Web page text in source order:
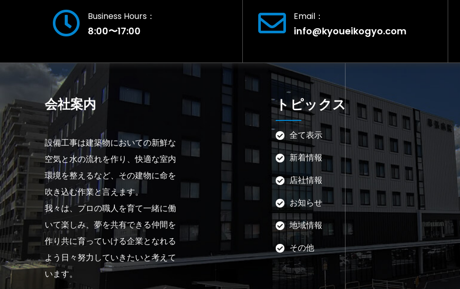
Business Hours：
8:00〜17:00
Email：
info@kyoueikogyo.com
会社案内
設備工事は建築物においての新鮮な
空気と水の流れを作り、快適な室内
環境を整えるなど、その建物に命を
吹き込む作業と言えます。
我々は、プロの職人を育て一緒に働
いて楽しみ、夢を共有できる仲間を
作り共に育っていける企業となれる
よう日々努力していきたいと考えて
います。
トピックス
全て表示
新着情報
店社情報
お知らせ
地域情報
その他